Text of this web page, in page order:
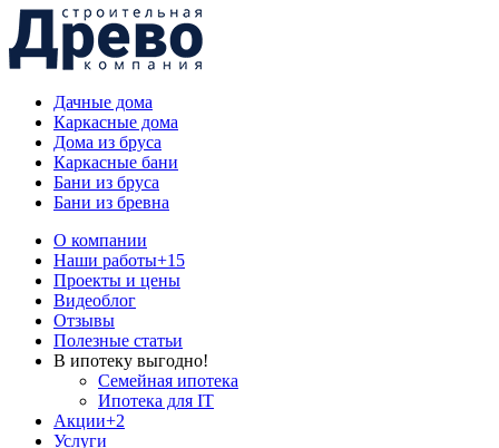
Дачные дома
Каркасные дома
Дома из бруса
Каркасные бани
Бани из бруса
Бани из бревна
О компании
Наши работы+15
Проекты и цены
Видеоблог
Отзывы
Полезные статьи
В ипотеку выгодно!
Семейная ипотека
Ипотека для IT
Акции+2
Услуги